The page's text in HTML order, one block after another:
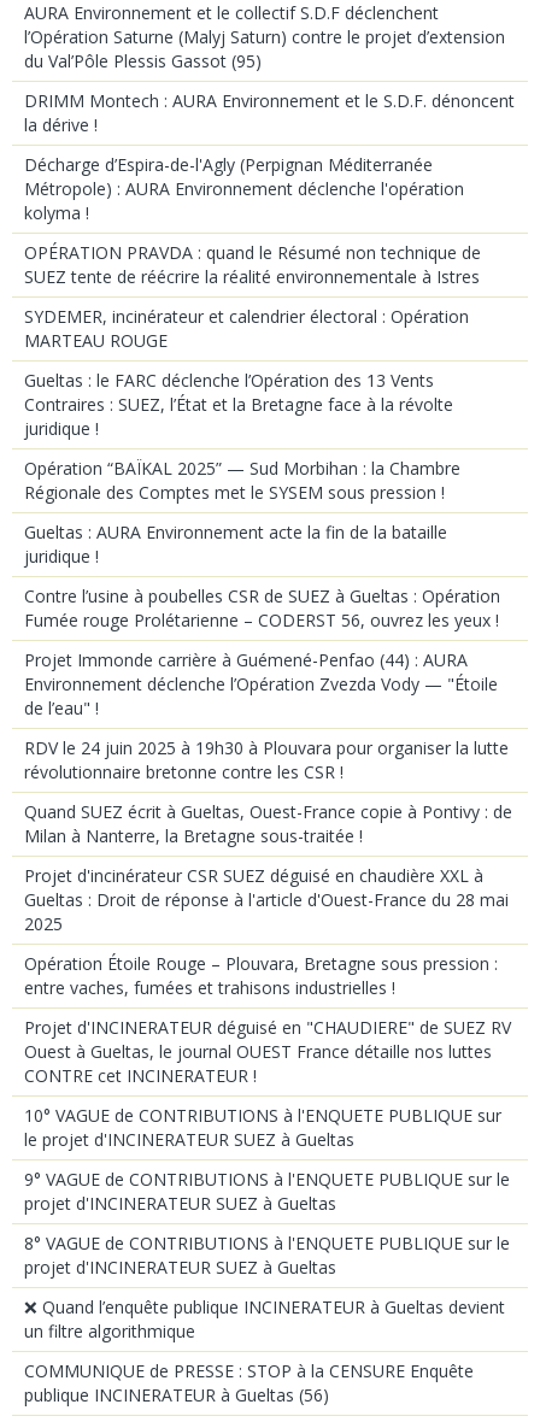
AURA Environnement et le collectif S.D.F déclenchent
l’Opération Saturne (Malyj Saturn) contre le projet d’extension
du Val’Pôle Plessis Gassot (95)
DRIMM Montech : AURA Environnement et le S.D.F. dénoncent
la dérive !
Décharge d’Espira-de-l'Agly (Perpignan Méditerranée
Métropole) : AURA Environnement déclenche l'opération
kolyma !
OPÉRATION PRAVDA : quand le Résumé non technique de
SUEZ tente de réécrire la réalité environnementale à Istres
SYDEMER, incinérateur et calendrier électoral : Opération
MARTEAU ROUGE
Gueltas : le FARC déclenche l’Opération des 13 Vents
Contraires : SUEZ, l’État et la Bretagne face à la révolte
juridique !
Opération “BAÏKAL 2025” — Sud Morbihan : la Chambre
Régionale des Comptes met le SYSEM sous pression !
Gueltas : AURA Environnement acte la fin de la bataille
juridique !
Contre l’usine à poubelles CSR de SUEZ à Gueltas : Opération
Fumée rouge Prolétarienne – CODERST 56, ouvrez les yeux !
Projet Immonde carrière à Guémené-Penfao (44) : AURA
Environnement déclenche l’Opération Zvezda Vody — "Étoile
de l’eau" !
RDV le 24 juin 2025 à 19h30 à Plouvara pour organiser la lutte
révolutionnaire bretonne contre les CSR !
Quand SUEZ écrit à Gueltas, Ouest-France copie à Pontivy : de
Milan à Nanterre, la Bretagne sous-traitée !
Projet d'incinérateur CSR SUEZ déguisé en chaudière XXL à
Gueltas : Droit de réponse à l'article d'Ouest-France du 28 mai
2025
Opération Étoile Rouge – Plouvara, Bretagne sous pression :
entre vaches, fumées et trahisons industrielles !
Projet d'INCINERATEUR déguisé en "CHAUDIERE" de SUEZ RV
Ouest à Gueltas, le journal OUEST France détaille nos luttes
CONTRE cet INCINERATEUR !
10° VAGUE de CONTRIBUTIONS à l'ENQUETE PUBLIQUE sur
le projet d'INCINERATEUR SUEZ à Gueltas
9° VAGUE de CONTRIBUTIONS à l'ENQUETE PUBLIQUE sur le
projet d'INCINERATEUR SUEZ à Gueltas
8° VAGUE de CONTRIBUTIONS à l'ENQUETE PUBLIQUE sur le
projet d'INCINERATEUR SUEZ à Gueltas
❌ Quand l’enquête publique INCINERATEUR à Gueltas devient
un filtre algorithmique
COMMUNIQUE de PRESSE : STOP à la CENSURE Enquête
publique INCINERATEUR à Gueltas (56)